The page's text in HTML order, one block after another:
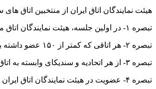
هیئت نمایندگان اتاق ایران از منتخبین اتاق
تبصره ۱- در اولین جلسه، هیئت نمایندگان اتاق مربوطه برای مدت چهار سال انتخاب و به اتاق ایران معرفی می شوند.
تبصره ۲- هر اتاقی که کمتر از ۱۵۰ عضو داشته باشد یک نفر نماینده و اتاقی که بیش از ۱۵۰ عضو داشته باشد برای هر ۱۰۰ عضو یک نفر نماینده خواهد داشت.
تبصره ۳- از هر اتحادیه و سندیکای وابسته به اتاق ایران یک نفر انتخاب و معرفی می شود.
تبصره ۴- عضویت در هیئت نمایندگان اتاق ایران افتخاری است.